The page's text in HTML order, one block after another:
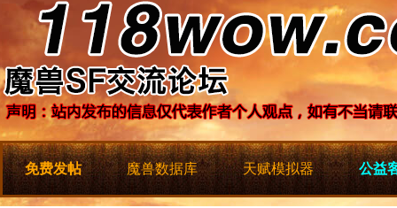
免费发帖 魔兽数据库 天赋模拟器 公益